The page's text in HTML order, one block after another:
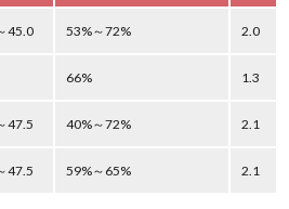
45.0 53%～72% 2.0
66% 1.3
47.5 40%～72% 2.1
47.5 59%～65% 2.1